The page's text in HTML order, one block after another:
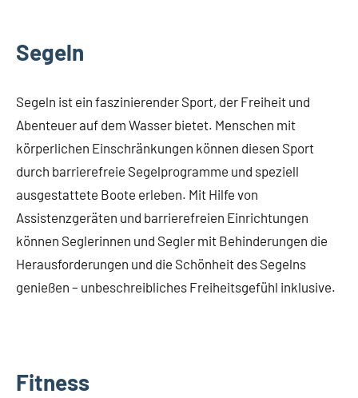
Segeln
Segeln ist ein faszinierender Sport, der Freiheit und
Abenteuer auf dem Wasser bietet. Menschen mit
körperlichen Einschränkungen können diesen Sport
durch barrierefreie Segelprogramme und speziell
ausgestattete Boote erleben. Mit Hilfe von
Assistenzgeräten und barrierefreien Einrichtungen
können Seglerinnen und Segler mit Behinderungen die
Herausforderungen und die Schönheit des Segelns
genießen – unbeschreibliches Freiheitsgefühl inklusive.
Fitness